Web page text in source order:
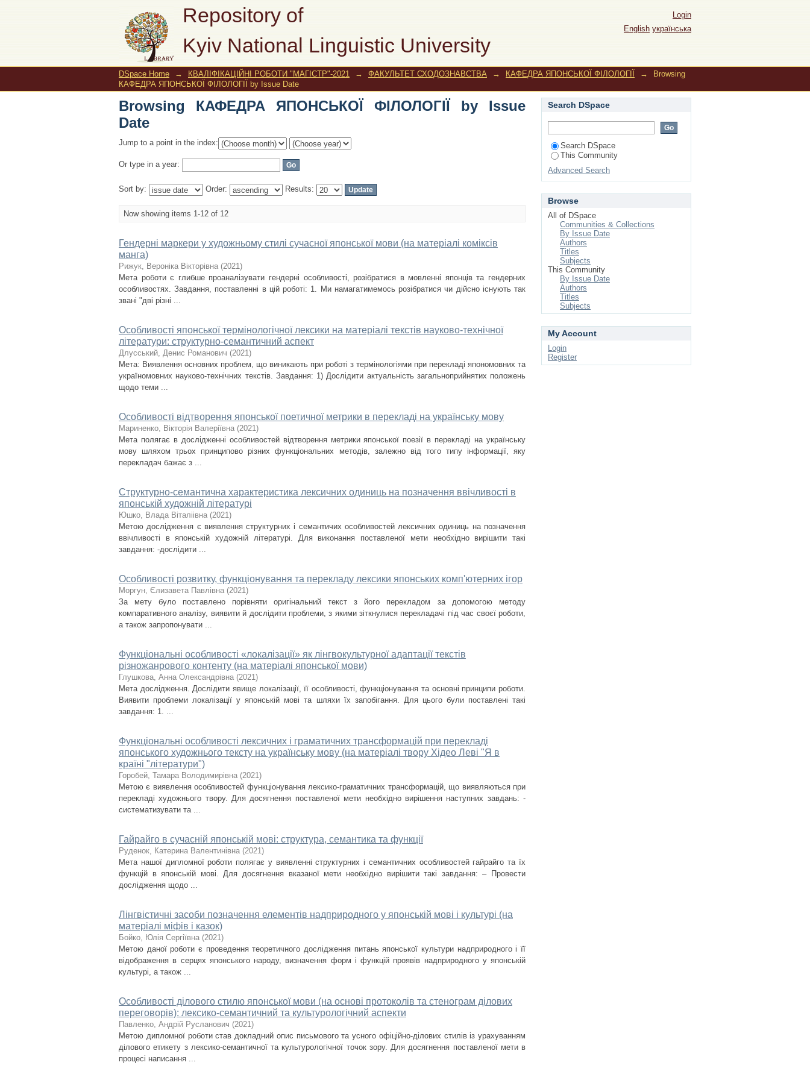
Repository of
Kyiv National Linguistic University
Browsing КАФЕДРА ЯПОНСЬКОЇ ФІЛОЛОГІЇ by Issue Date
Login
English українська
DSpace Home → КВАЛІФІКАЦІЙНІ РОБОТИ "МАГІСТР"-2021 → ФАКУЛЬТЕТ СХОДОЗНАВСТВА → КАФЕДРА ЯПОНСЬКОЇ ФІЛОЛОГІЇ →
Browsing
КАФЕДРА ЯПОНСЬКОЇ ФІЛОЛОГІЇ by Issue Date
Browsing КАФЕДРА ЯПОНСЬКОЇ ФІЛОЛОГІЇ by Issue
Date
Jump to a point in the index:
Or type in a year:
Sort by: Order: Results:
Now showing items 1-12 of 12
Гендерні маркери у художньому стилі сучасної японської мови (на матеріалі коміксів
манга)
Рижук, Вероніка Вікторівна (2021)
Мета роботи є глибше проаналізувати гендерні особливості, розібратися в мовленні японців та гендерних
особливостях. Завдання, поставленні в цій роботі: 1. Ми намагатимемось розібратися чи дійсно існують так
звані "дві різні ...
Особливості японської термінологічної лексики на матеріалі текстів науково-технічної
літератури: структурно-семантичний аспект
Длусський, Денис Романович (2021)
Мета: Виявлення основних проблем, що виникають при роботі з термінологіями при перекладі япономовних та
україномовних науково-технічних текстів. Завдання: 1) Дослідити актуальність загальноприйнятих положень
щодо теми ...
Особливості відтворення японської поетичної метрики в перекладі на українську мову
Мариненко, Вікторія Валеріївна (2021)
Мета полягає в дослідженні особливостей відтворення метрики японської поезії в перекладі на українську
мову шляхом трьох принципово різних функціональних методів, залежно від того типу інформації, яку
перекладач бажає з ...
Структурно-семантична характеристика лексичних одиниць на позначення ввічливості в
японській художній літературі
Юшко, Влада Віталіівна (2021)
Метою дослідження є виявлення структурних і семантичих особливостей лексичних одиниць на позначення
ввічливості в японській художній літературі. Для виконання поставленої мети необхідно вирішити такі
завдання: -дослідити ...
Особливості розвитку, функціонування та перекладу лексики японських комп'ютерних ігор
Моргун, Єлизавета Павлівна (2021)
За мету було поставлено порівняти оригінальний текст з його перекладом за допомогою методу
компаративного аналізу, виявити й дослідити проблеми, з якими зіткнулися перекладачі під час своєї роботи,
а також запропонувати ...
Функціональні особливості «локалізації» як лінгвокультурної адаптації текстів
різножанрового контенту (на матеріалі японської мови)
Глушкова, Анна Олександрівна (2021)
Мета дослідження. Дослідити явище локалізації, її особливості, функціонування та основні принципи роботи.
Виявити проблеми локалізації у японській мові та шляхи їх запобігання. Для цього були поставлені такі
завдання: 1. ...
Функціональні особливості лексичних і граматичних трансформацій при перекладі
японського художнього тексту на українську мову (на матеріалі твору Хідео Леві "Я в
країні "літератури")
Горобей, Тамара Володимирівна (2021)
Метою є виявлення особливостей функціонування лексико-граматичних трансформацій, що виявляються при
перекладі художнього твору. Для досягнення поставленої мети необхідно вирішення наступних завдань: -
систематизувати та ...
Гайрайго в сучасній японській мові: структура, семантика та функції
Руденок, Катерина Валентинівна (2021)
Мета нашої дипломної роботи полягає у виявленні структурних і семантичних особливостей гайрайго та їх
функцій в японській мові. Для досягнення вказаної мети необхідно вирішити такі завдання: – Провести
дослідження щодо ...
Лінгвістичні засоби позначення елементів надприродного у японській мові і культурі (на
матеріалі міфів і казок)
Бойко, Юлія Сергіївна (2021)
Метою даної роботи є проведення теоретичного дослідження питань японської культури надприродного і її
відображення в серцях японського народу, визначення форм і функцій проявів надприродного у японській
культурі, а також ...
Особливості ділового стилю японської мови (на основі протоколів та стенограм ділових
переговорів): лексико-семантичний та культурологічний аспекти
Павленко, Андрій Русланович (2021)
Метою дипломної роботи став докладний опис письмового та усного офіційно-ділових стилів із урахуванням
ділового етикету з лексико-семантичної та культурологічної точок зору. Для досягнення поставленої мети в
процесі написання ...
Search DSpace
Search DSpace
This Community
Advanced Search
Browse
All of DSpace
Communities & Collections
By Issue Date
Authors
Titles
Subjects
This Community
By Issue Date
Authors
Titles
Subjects
My Account
Login
Register